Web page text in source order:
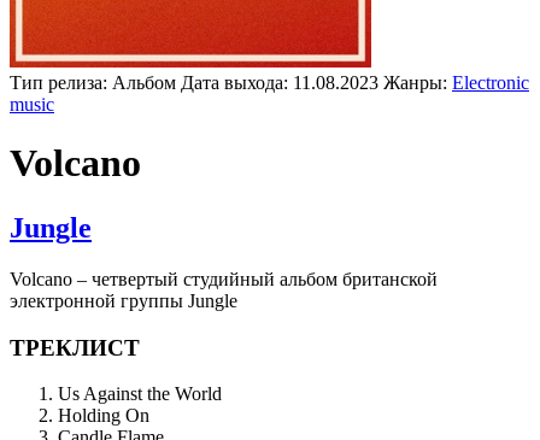
Тип релиза: Альбом Дата выхода: 11.08.2023 Жанры: Electronic
music
Volcano
Jungle
Volcano – четвертый студийный альбом британской
электронной группы Jungle
ТРЕКЛИСТ
Us Against the World
Holding On